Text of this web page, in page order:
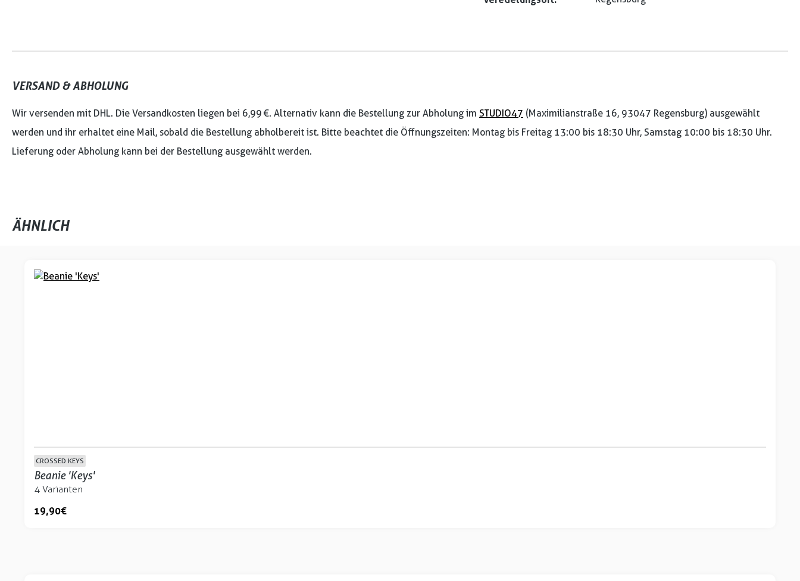
VERSAND & ABHOLUNG
Wir versenden mit DHL. Die Versandkosten liegen bei 6,99 €. Alternativ kann die Bestellung zur Abholung im STUDIO47 (Maximilianstraße 16, 93047 Regensburg) ausgewählt
werden und ihr erhaltet eine Mail, sobald die Bestellung abholbereit ist. Bitte beachtet die Öffnungszeiten: Montag bis Freitag 13:00 bis 18:30 Uhr, Samstag 10:00 bis 18:30 Uhr.
Lieferung oder Abholung kann bei der Bestellung ausgewählt werden.
ÄHNLICH
CROSSED KEYS
Beanie 'Keys'
4 Varianten
19,90 €